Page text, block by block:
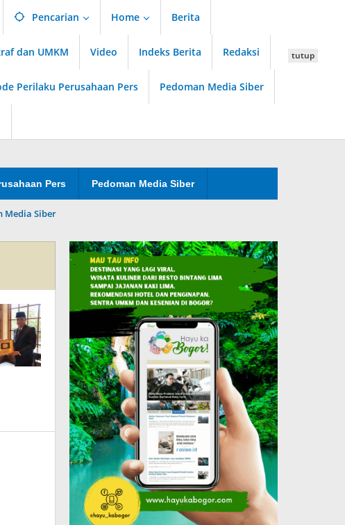
Pencarian Home Berita
dan UMKM Video Indeks Berita Redaksi
Perilaku Perusahaan Pers Pedoman Media Siber
Pers Pedoman Media Siber
Media Siber
tutup